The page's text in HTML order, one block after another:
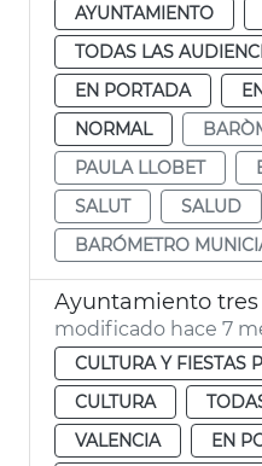
AYUNTAMIENTO
TODAS LAS
EN PORTADA
NORMAL
PAULA LLOBET
SALUT
SALUD
BARÓMETRO
modificado hace 7
CULTURA Y FIESTAS
CULTURA
VALENCIA
EN